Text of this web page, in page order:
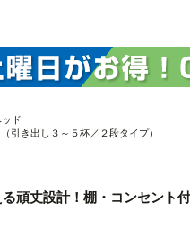
ド
引き出し３～５杯／２段タイプ）
頑丈設計！棚・コンセント